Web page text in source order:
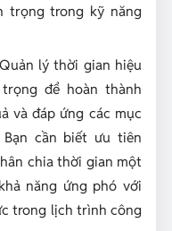
trọng trong kỹ năng
lý thời gian hiệu
để hoàn thành
và đáp ứng các mục
cần biết ưu tiên
chia thời gian một
năng ứng phó với
trong lịch trình công